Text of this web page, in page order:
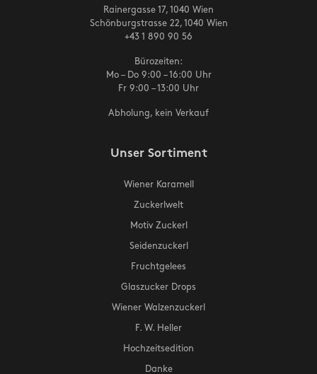
Rainergasse 17, 1040 Wien
Schönburgstrasse 22, 1040 Wien
+43 1 890 90 56
Bürozeiten:
Mo – Do 9:00 – 16:00 Uhr
Fr 9:00 – 13:00 Uhr
Abholung, kein Verkauf
Unser Sortiment
Wiener Karamell
Zuckerlwelt
Motiv Zuckerl
Seidenzuckerl
Fruchtgelees
Glaszucker Drops
Wiener Walzenzuckerl
F. W. Heller
Hochzeitsedition
Danke